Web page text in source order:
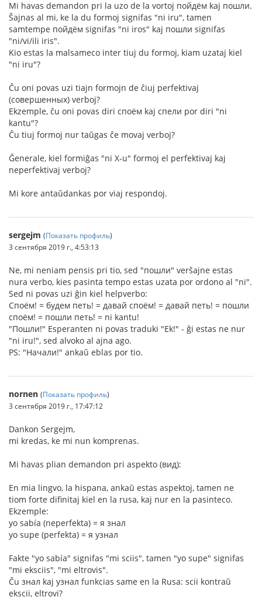
Mi havas demandon pri la uzo de la vortoj пойдём kaj пошли.
Ŝajnas al mi, ke la du formoj signifas "ni iru", tamen
samtempe пойдём signifas "ni iros" kaj пошли signifas
"ni/vi/ili iris".
Kio estas la malsameco inter tiuj du formoj, kiam uzataj kiel
"ni iru"?
Ĉu oni povas uzi tiajn formojn de ĉiuj perfektivaj
(совершенных) verboj?
Ekzemple, ĉu oni povas diri споём kaj спели por diri "ni
kantu"?
Ĉu tiuj formoj nur taŭgas ĉe movaj verboj?
Ĝenerale, kiel formiĝas "ni X-u" formoj el perfektivaj kaj
neperfektivaj verboj?
Mi kore antaŭdankas por viaj respondoj.
sergejm (Показать профиль)
3 сентября 2019 г., 4:53:13
Ne, mi neniam pensis pri tio, sed "пошли" verŝajne estas
nura verbo, kies pasinta tempo estas uzata por ordono al "ni".
Sed ni povas uzi ĝin kiel helpverbo:
Споём! = будем петь! = давай споём! = давай петь! = пошли
споём! = пошли петь! = ni kantu!
"Пошли!" Esperanten ni povas traduki "Ek!" - ĝi estas ne nur
"ni iru!", sed alvoko al ajna ago.
PS: "Начали!" ankaŭ eblas por tio.
nornen (Показать профиль)
3 сентября 2019 г., 17:47:12
Dankon Sergejm,
mi kredas, ke mi nun komprenas.
Mi havas plian demandon pri aspekto (вид):
En mia lingvo, la hispana, ankaŭ estas aspektoj, tamen ne
tiom forte difinitaj kiel en la rusa, kaj nur en la pasinteco.
Ekzemple:
yo sabía (neperfekta) = я знал
yo supe (perfekta) = я узнал
Fakte "yo sabía" signifas "mi sciis", tamen "yo supe" signifas
"mi eksciis", "mi eltrovis".
Ĉu знал kaj узнал funkcias same en la Rusa: scii kontraŭ
ekscii, eltrovi?